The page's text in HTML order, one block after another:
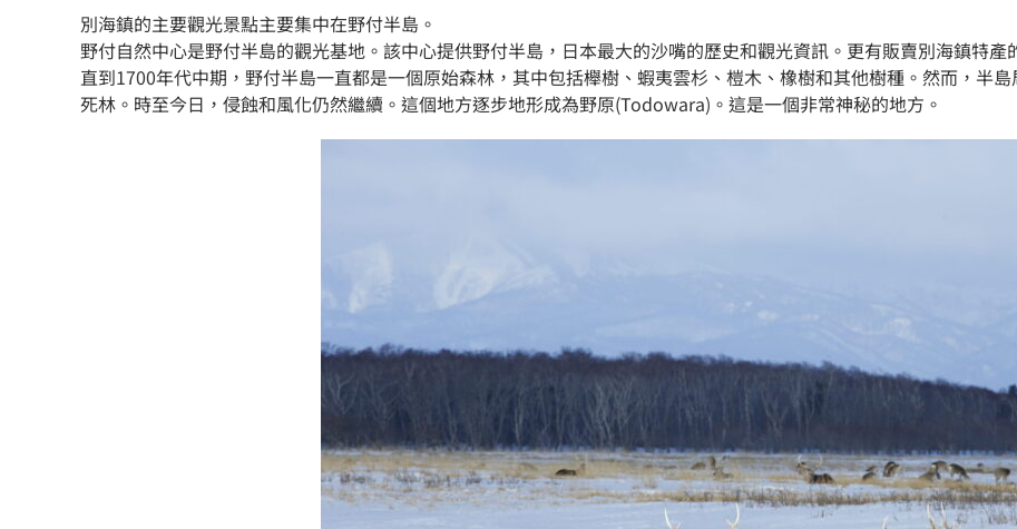
別海鎮的主要觀光景點主要集中在野付半島。
野付自然中心是野付半島的觀光基地。該中心提供野付半島，日本最大的沙嘴的歷史和觀光資訊。更有販賣別海鎮特產
直到1700年代中期，野付半島一直都是一個原始森林，其中包括櫸樹、蝦夷雲杉、榿木、橡樹和其他樹種。然而，半
死林。時至今日，侵蝕和風化仍然繼續。這個地方逐步地形成為野原(Todowara)。這是一個非常神秘的地方。